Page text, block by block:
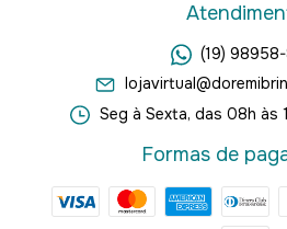
(19) 98958-
Seg à Sexta, das 08h às
Formas de